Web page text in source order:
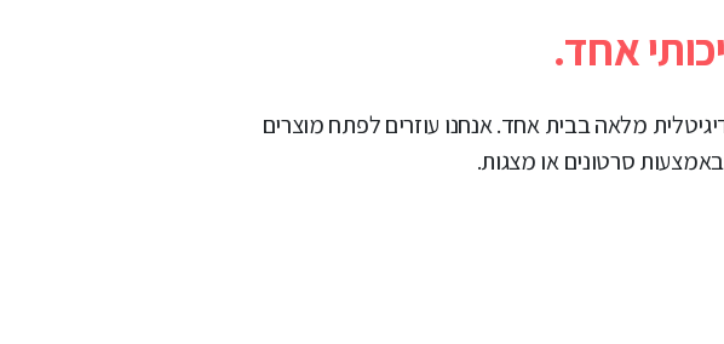
אחד.
דיגיטלית מלאה בבית אחד. אנחנו עוזרים לפתח מוצרים
סרטונים או מצגות.